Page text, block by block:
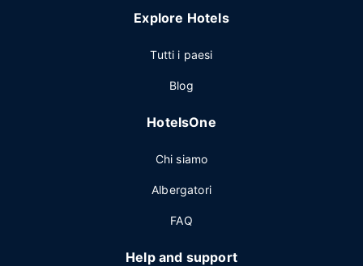
Explore Hotels
Tutti i paesi
Blog
HotelsOne
Chi siamo
Albergatori
FAQ
Help and support